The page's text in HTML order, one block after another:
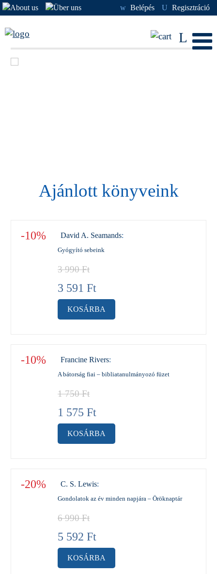
w Belépés U Regisztráció
L
Ajánlott könyveink
-10% David A. Seamands:
Gyógyító sebeink
3 990Ft
3 591 Ft
KOSÁRBA
-10% Francine Rivers:
A bátorság fiai – bibliatanulmányozó füzet
1 750Ft
1 575 Ft
KOSÁRBA
-20% C. S. Lewis:
Gondolatok az év minden napjára – Öröknaptár
6 990Ft
5 592 Ft
KOSÁRBA